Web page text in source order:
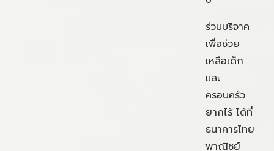
ร่วมบริจาค
เพื่อช่วย
เหลือเด็ก
และ
ครอบครัว
ยากไร้ ได้ที่
ธนาคารไทย
พาณิชย์